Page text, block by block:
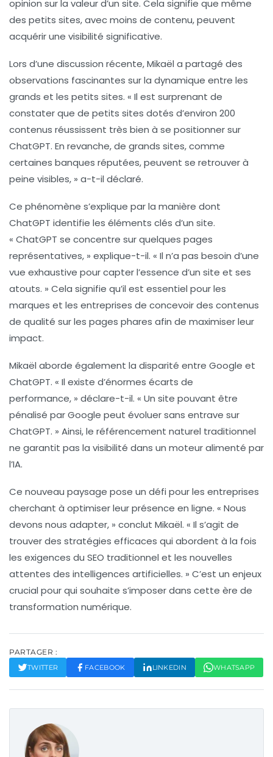
opinion sur la valeur d’un site. Cela signifie que même
des petits sites, avec moins de contenu, peuvent
acquérir une visibilité significative.
Lors d’une discussion récente, Mikaël a partagé des
observations fascinantes sur la dynamique entre les
grands et les petits sites. « Il est surprenant de
constater que de petits sites dotés d’environ 200
contenus réussissent très bien à se positionner sur
ChatGPT. En revanche, de grands sites, comme
certaines banques réputées, peuvent se retrouver à
peine visibles, » a-t-il déclaré.
Ce phénomène s’explique par la manière dont
ChatGPT identifie les éléments clés d’un site.
« ChatGPT se concentre sur quelques pages
représentatives, » explique-t-il. « Il n’a pas besoin d’une
vue exhaustive pour capter l’essence d’un site et ses
atouts. » Cela signifie qu’il est essentiel pour les
marques et les entreprises de concevoir des contenus
de qualité sur les pages phares afin de maximiser leur
impact.
Mikaël aborde également la disparité entre Google et
ChatGPT. « Il existe d’énormes écarts de
performance, » déclare-t-il. « Un site pouvant être
pénalisé par Google peut évoluer sans entrave sur
ChatGPT. » Ainsi, le référencement naturel traditionnel
ne garantit pas la visibilité dans un moteur alimenté par
l’IA.
Ce nouveau paysage pose un défi pour les entreprises
cherchant à optimiser leur présence en ligne. « Nous
devons nous adapter, » conclut Mikaël. « Il s’agit de
trouver des stratégies efficaces qui abordent à la fois
les exigences du SEO traditionnel et les nouvelles
attentes des intelligences artificielles. » C’est un enjeux
crucial pour qui souhaite s’imposer dans cette ère de
transformation numérique.
PARTAGER :
TWITTER FACEBOOK LINKEDIN WHATSAPP